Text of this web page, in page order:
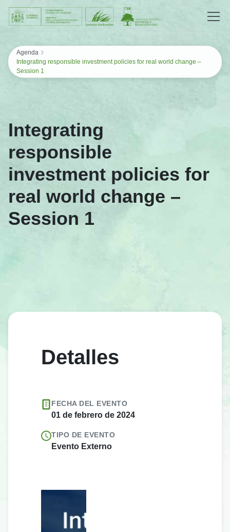
Saltar al contenido
Agenda ›
Integrating responsible investment policies for real world change –
Session 1
Integrating
responsible
investment policies for
real world change –
Session 1
Detalles
FECHA DEL EVENTO
01 de febrero de 2024
TIPO DE EVENTO
Evento Externo